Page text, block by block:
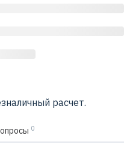
расчет.
0